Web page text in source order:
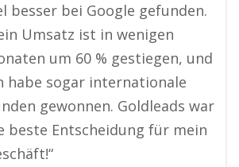
besser bei Google gefunden.
Umsatz ist in wenigen
um 60 % gestiegen, und
habe sogar internationale
gewonnen. Goldleads war
beste Entscheidung für mein